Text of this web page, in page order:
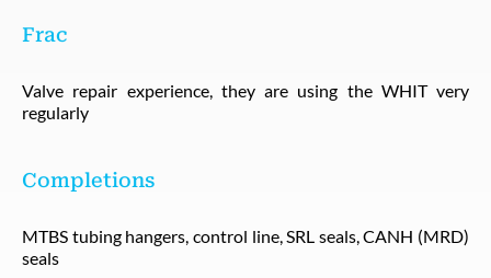
Frac
Valve repair experience, they are using the WHIT very
regularly
Completions
MTBS tubing hangers, control line, SRL seals, CANH (MRD)
seals